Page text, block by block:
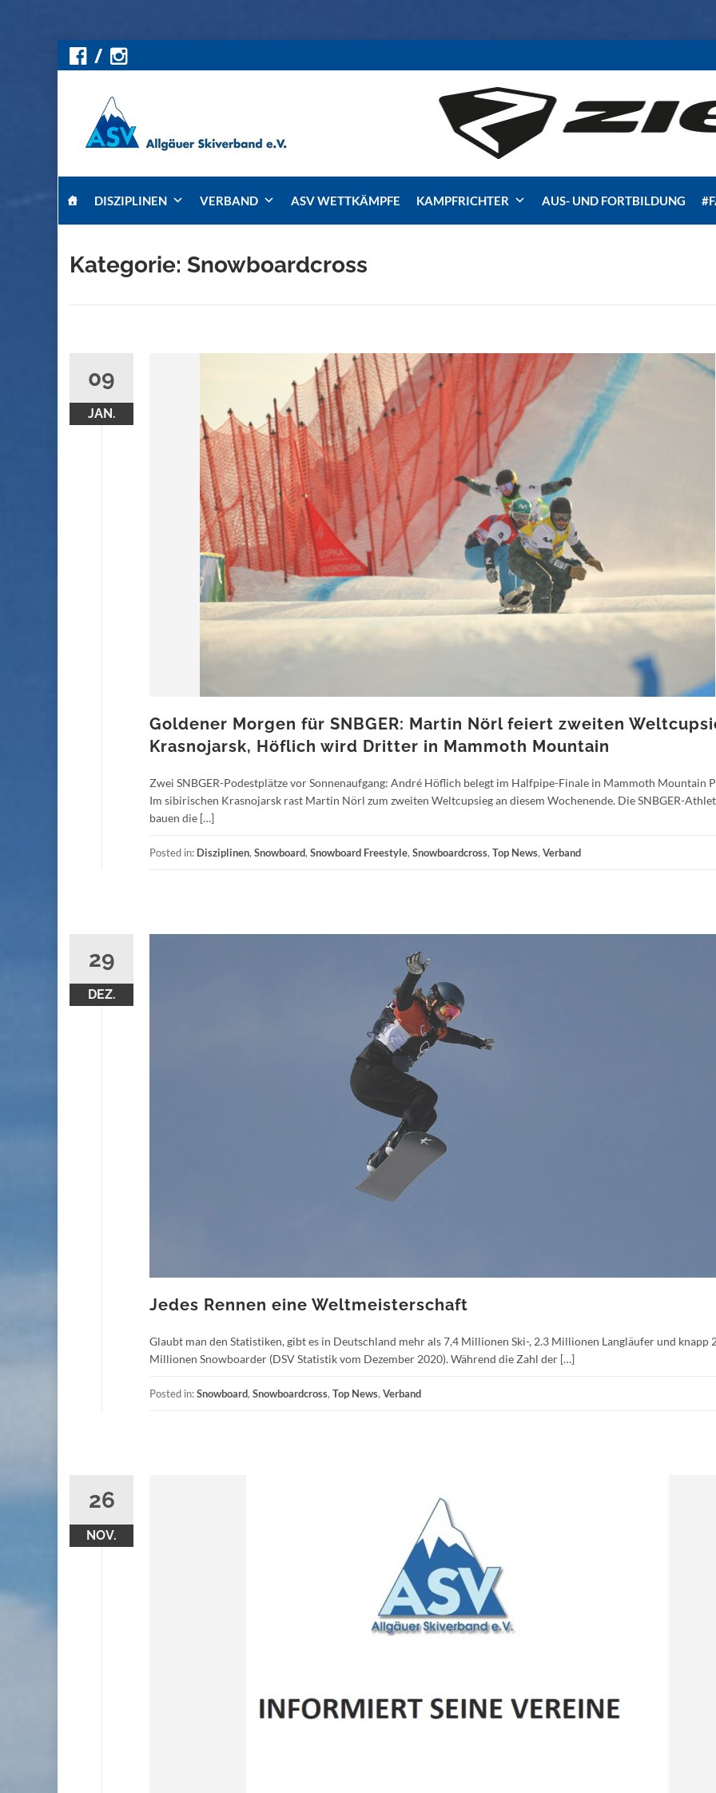
DISZIPLINEN VERBAND ASV WETTKÄMPFE KAMPFRICHTER AUS- UND FORTBILDUNG
Kategorie: Snowboardcross
09
JAN.
Goldener Morgen für SNBGER: Martin Nörl feiert zweiten
Krasnojarsk, Höflich wird Dritter in Mammoth Mountain
Zwei SNBGER-Podestplätze vor Sonnenaufgang: André Höflich belegt im Halfpipe-Finale in Mammoth Mountain
Im sibirischen Krasnojarsk rast Martin Nörl zum zweiten Weltcupsieg an diesem Wochenende. Die SNBGER-
bauen die […]
Posted in: Disziplinen, Snowboard, Snowboard Freestyle, Snowboardcross, Top News, Verband
29
DEZ.
Jedes Rennen eine Weltmeisterschaft
Glaubt man den Statistiken, gibt es in Deutschland mehr als 7,4 Millionen Ski-, 2.3 Millionen Langläufer und knapp
Millionen Snowboarder (DSV Statistik vom Dezember 2020). Während die Zahl der […]
Posted in:Snowboard, Snowboardcross, Top News, Verband
26
NOV.